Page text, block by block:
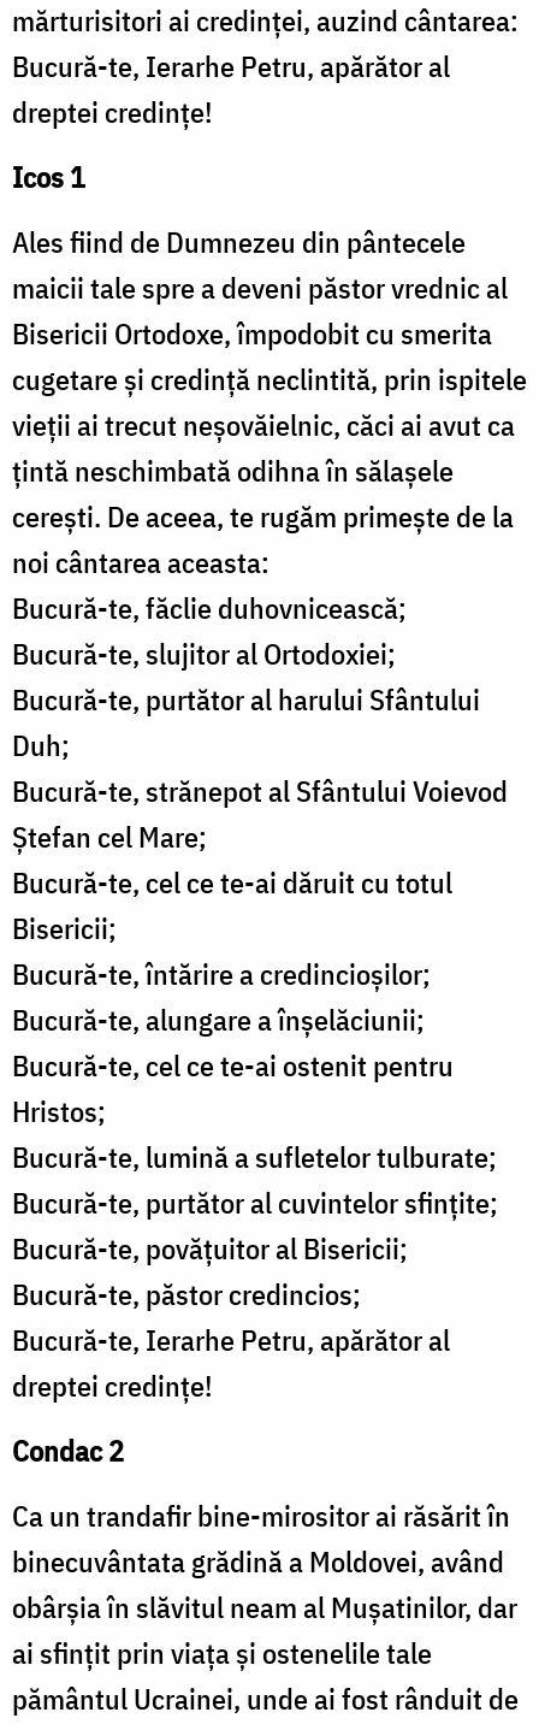
mărturisitori ai credinței, auzind cântarea:
Bucură-te, Ierarhe Petru, apărător al
dreptei credințe!
Icos 1
Ales fiind de Dumnezeu din pântecele
maicii tale spre a deveni păstor vrednic al
Bisericii Ortodoxe, împodobit cu smerita
cugetare și credință neclintită, prin ispitele
vieții ai trecut neșovăielnic, căci ai avut ca
țintă neschimbată odihna în sălașele
cerești. De aceea, te rugăm primește de la
noi cântarea aceasta:
Bucură-te, făclie duhovnicească;
Bucură-te, slujitor al Ortodoxiei;
Bucură-te, purtător al harului Sfântului
Duh;
Bucură-te, strănepot al Sfântului Voievod
Ștefan cel Mare;
Bucură-te, cel ce te-ai dăruit cu totul
Bisericii;
Bucură-te, întărire a credincioșilor;
Bucură-te, alungare a înșelăciunii;
Bucură-te, cel ce te-ai ostenit pentru
Hristos;
Bucură-te, lumină a sufletelor tulburate;
Bucură-te, purtător al cuvintelor sfințite;
Bucură-te, povățuitor al Bisericii;
Bucură-te, păstor credincios;
Bucură-te, Ierarhe Petru, apărător al
dreptei credințe!
Condac 2
Ca un trandafir bine-mirositor ai răsărit în
binecuvântata grădină a Moldovei, având
obârșia în slăvitul neam al Mușatinilor, dar
ai sfințit prin viața și ostenelile tale
pământul Ucrainei, unde ai fost rânduit de